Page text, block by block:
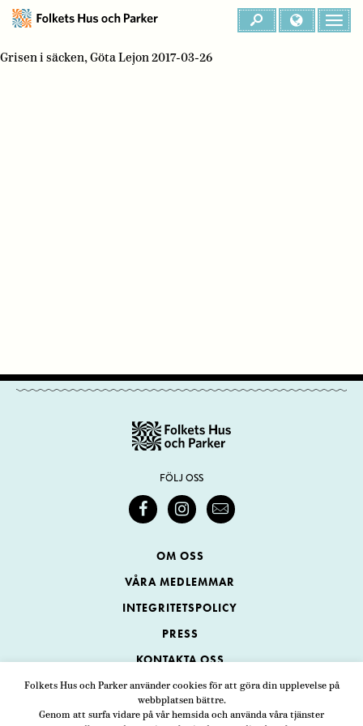
Folkets Hus och Parker använder cookies för att göra din upplevelse på
webbplatsen bättre.
Genom att surfa vidare på vår hemsida och använda våra tjänster
Grisen i säcken, Göta Lejon 2017-03-26
FÖLJ OSS
OM OSS
VÅRA MEDLEMMAR
INTEGRITETSPOLICY
PRESS
KONTAKTA OSS
Folkets Hus och Parker